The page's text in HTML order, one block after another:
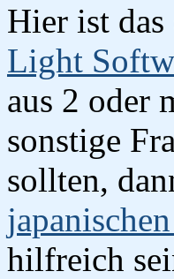
Hier ist
Light
aus 2 oder
sonstige
sollten,
hilfreich